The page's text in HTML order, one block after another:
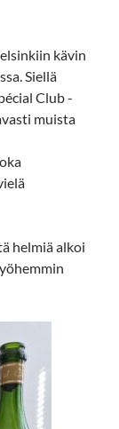
kävin
Siellä
Club -
muista
helmiä alkoi